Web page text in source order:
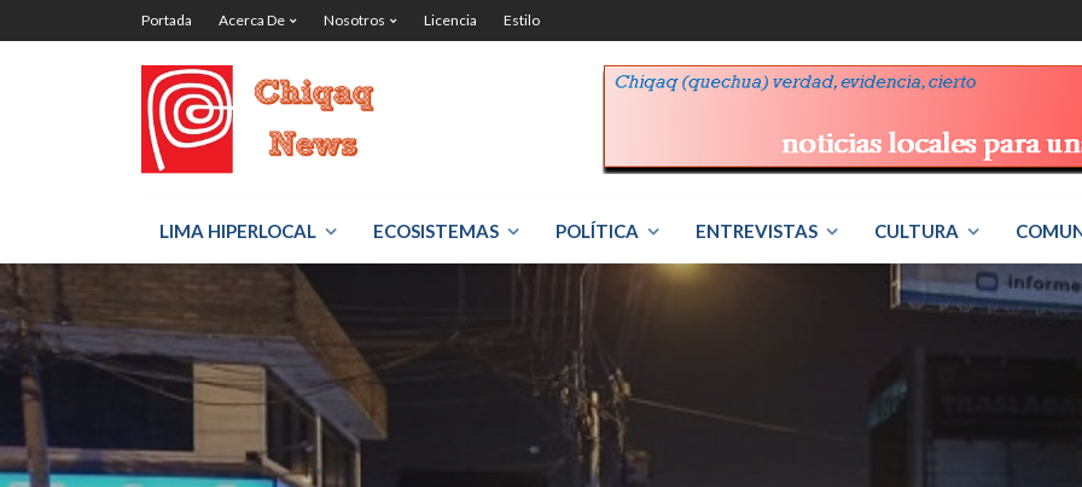
Portada Acerca De Nosotros Licencia Estilo
LIMA HIPERLOCAL ECOSISTEMAS POLÍTICA ENTREVISTAS CULTURA